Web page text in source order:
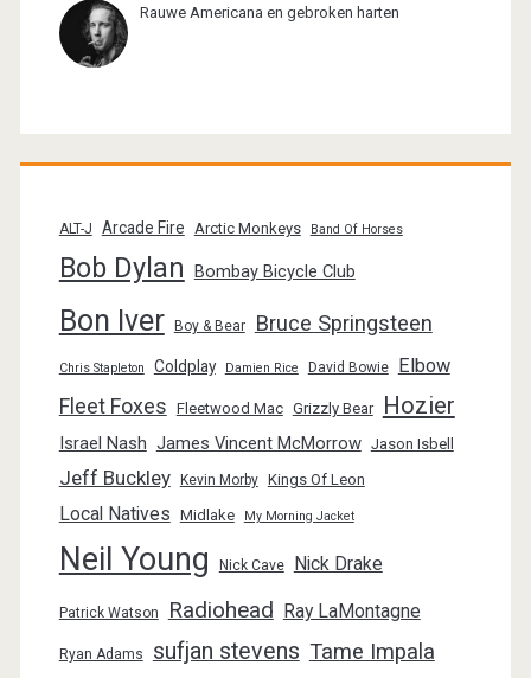
Rauwe Americana en gebroken harten
ALT-J Arcade Fire Arctic Monkeys Band Of Horses
Bob Dylan Bombay Bicycle Club
Bon Iver Boy & Bear Bruce Springsteen
Chris Stapleton Coldplay Damien Rice David Bowie Elbow
Fleet Foxes Fleetwood Mac Grizzly Bear Hozier
Israel Nash James Vincent McMorrow Jason Isbell
Jeff Buckley Kevin Morby Kings Of Leon
Local Natives Midlake My Morning Jacket
Neil Young Nick Cave Nick Drake
Patrick Watson Radiohead Ray LaMontagne
Ryan Adams sufjan stevens Tame Impala